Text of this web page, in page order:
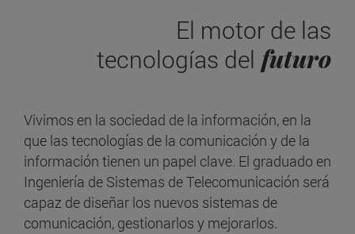
El motor de las
tecnologías del futuro
Vivimos en la sociedad de la información, en la
que las tecnologías de la comunicación y de la
información tienen un papel clave. El graduado en
Ingeniería de Sistemas de Telecomunicación será
capaz de diseñar los nuevos sistemas de
comunicación, gestionarlos y mejorarlos.